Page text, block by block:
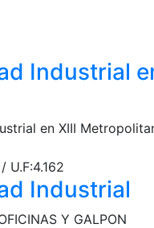
Industrial
en XIII
U.F:4.162
Industrial
Y GALPON